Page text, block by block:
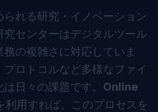
れる研究・イノベーション
センターはデジタルツール
の複雑さに対応していま
ロトコルなど多様なファイ
日々の課題です。 Online
利用すれば、このプロセスを